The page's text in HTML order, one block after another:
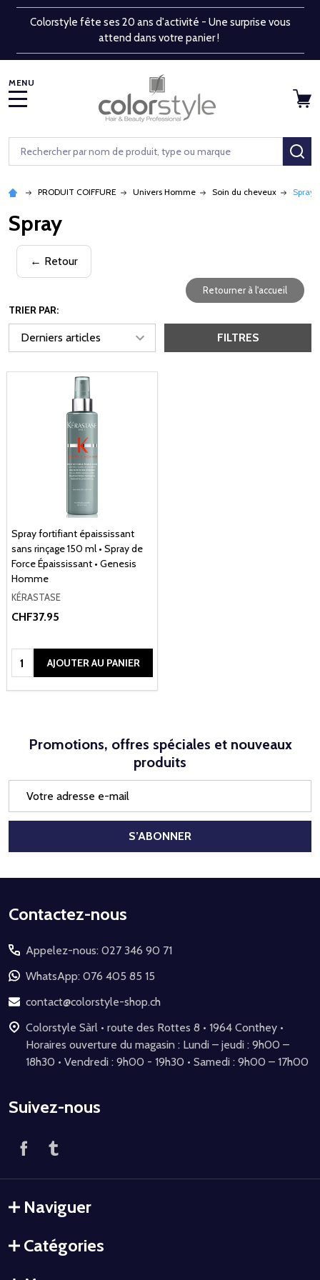
Colorstyle fête ses 20 ans d'activité - Une surprise vous
attend dans votre panier !
Rechercher
PRODUIT COIFFURE Univers Homme Soin du cheveux Spray
Spray
← Retour
Retourner à l'accueil
TRIER PAR:
FILTRES
Spray fortifiant épaississant
sans rinçage 150 ml • Spray de
Force Épaississant • Genesis
Homme
KÉRASTASE
CHF37.95
Quantité:AJOUTER AU PANIER
Promotions, offres spéciales et nouveaux
produits
mail
S’ABONNER
Début
pied
de
page
Contactez-nous
Appelez-nous: 027 346 90 71
WhatsApp: 076 405 85 15
contact@colorstyle-shop.ch
Colorstyle Sàrl • route des Rottes 8 • 1964 Conthey •
Horaires ouverture du magasin : Lundi – jeudi : 9h00 –
18h30 • Vendredi : 9h00 - 19h30 • Samedi : 9h00 – 17h00
Suivez-nous
Naviguer
Catégories